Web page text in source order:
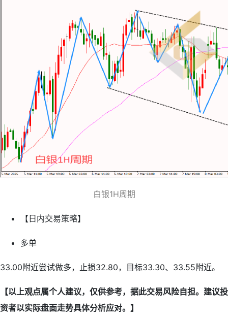
白银1H周期
【日内交易策略】
多单
33.00附近尝试做多，止损32.80，目标33.30、33.55附近。
【以上观点属个人建议，仅供参考，据此交易风险自担。建议投
资者以实际盘面走势具体分析应对。】